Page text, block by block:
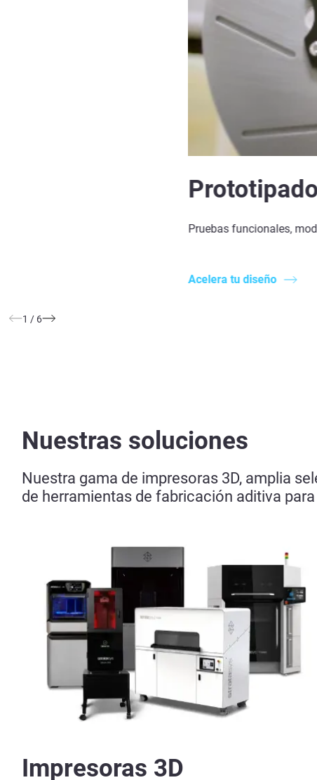
Pruebas funcionales,
Acelera tu diseño
1 / 6
Nuestras soluciones
Nuestra gama de impresoras 3D, amplia
de herramientas de fabricación aditiva
Impresoras 3D